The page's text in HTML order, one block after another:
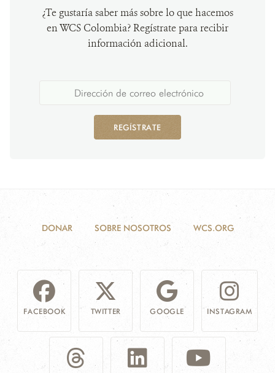
¿Te gustaría saber más sobre lo que hacemos
en WCS Colombia? Regístrate para recibir
información adicional.
REGÍSTRATE
DONAR SOBRE NOSOTROS WCS.ORG
FACEBOOK TWITTER GOOGLE INSTAGRAM